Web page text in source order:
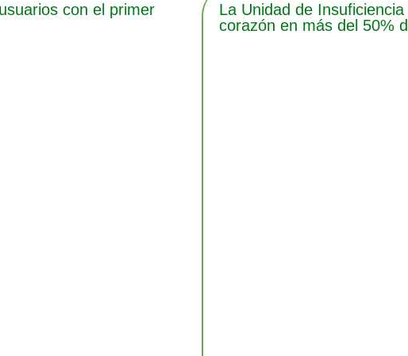
con el primer
La Unidad de
corazón en más del 50%